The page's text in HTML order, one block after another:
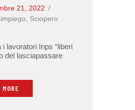
21, 2022
, Sciopero
i lavoratori Inps “liberi
del lasciapassare
MORE